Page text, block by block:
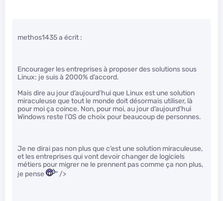
methos1435 a écrit :
Encourager les entreprises à proposer des solutions sous
Linux: je suis à 2000% d’accord.
Mais dire au jour d’aujourd’hui que Linux est une solution
miraculeuse que tout le monde doit désormais utiliser, là
pour moi ça coince. Non, pour moi, au jour d’aujourd’hui
Windows reste l’OS de choix pour beaucoup de personnes.
Je ne dirai pas non plus que c’est une solution miraculeuse,
et les entreprises qui vont devoir changer de logiciels
métiers pour migrer ne le prennent pas comme ça non plus,
je pense
" />